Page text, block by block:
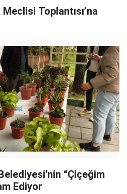
Toplantısı’na
“Çiçeğim
Ediyor